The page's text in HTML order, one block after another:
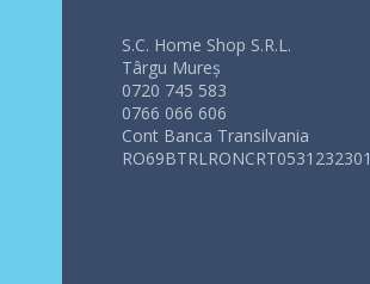
S.C. Home Shop S.R.L.
Târgu Mureș
0720 745 583
0766 066 606
Cont Banca Transilvania
RO69BTRLRONCRT0531232301